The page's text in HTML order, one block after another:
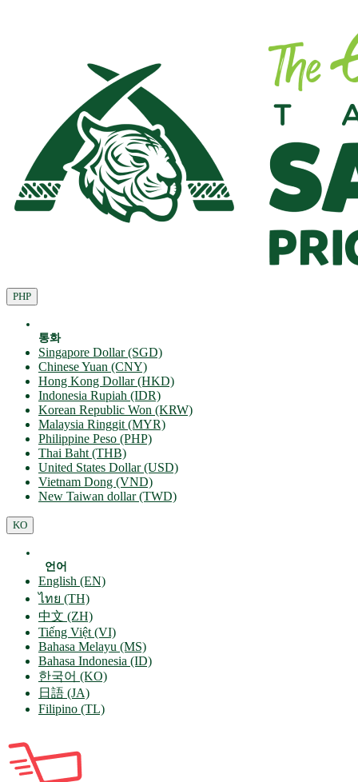
PHP
통화
Singapore Dollar (SGD)
Chinese Yuan (CNY)
Hong Kong Dollar (HKD)
Indonesia Rupiah (IDR)
Korean Republic Won (KRW)
Malaysia Ringgit (MYR)
Philippine Peso (PHP)
Thai Baht (THB)
United States Dollar (USD)
Vietnam Dong (VND)
New Taiwan dollar (TWD)
KO
언어
English (EN)
ไทย (TH)
中文 (ZH)
Tiếng Việt (VI)
Bahasa Melayu (MS)
Bahasa Indonesia (ID)
한국어 (KO)
日語 (JA)
Filipino (TL)